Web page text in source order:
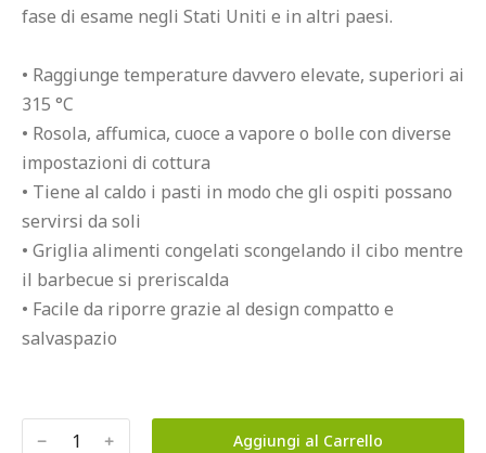
fase di esame negli Stati Uniti e in altri paesi.
• Raggiunge temperature davvero elevate, superiori ai
315 °C
• Rosola, affumica, cuoce a vapore o bolle con diverse
impostazioni di cottura
• Tiene al caldo i pasti in modo che gli ospiti possano
servirsi da soli
• Griglia alimenti congelati scongelando il cibo mentre
il barbecue si preriscalda
• Facile da riporre grazie al design compatto e
salvaspazio
﹣ ﹢ Aggiungi al Carrello